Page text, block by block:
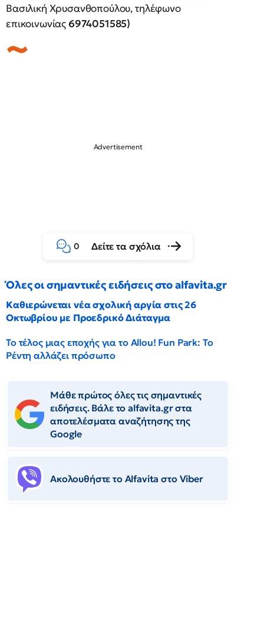
Βασιλική Χρυσανθοπούλου, τηλέφωνο
επικοινωνίας 6974051585)
0 Δείτε τα σχόλια
Όλες οι σημαντικές ειδήσεις στο alfavita.gr
Καθιερώνεται νέα σχολική αργία στις 26
Οκτωβρίου με Προεδρικό Διάταγμα
Το τέλος μιας εποχής για το Allou! Fun Park: Το
Ρέντη αλλάζει πρόσωπο
Μάθε πρώτος όλες τις σημαντικές
ειδήσεις. Βάλε το alfavita.gr στα
αποτελέσματα αναζήτησης της
Google
Ακολουθήστε το Αlfavita στο Viber